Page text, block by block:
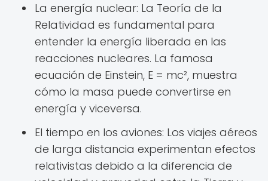
La energía nuclear: La Teoría de la
Relatividad es fundamental para
entender la energía liberada en las
reacciones nucleares. La famosa
ecuación de Einstein, E = mc², muestra
cómo la masa puede convertirse en
energía y viceversa.
El tiempo en los aviones: Los viajes aéreos
de larga distancia experimentan efectos
relativistas debido a la diferencia de